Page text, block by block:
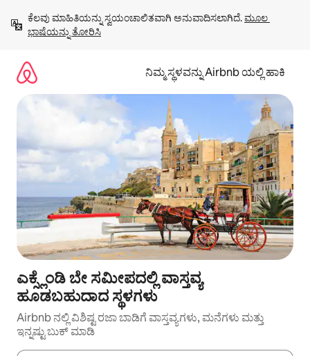
ಹೋಗಿ
ಕೆಲವು ಮಾಹಿತಿಯನ್ನು ಸ್ವಯಂಚಾಲಿತವಾಗಿ ಅನುವಾದಿಸಲಾಗಿದೆ. ಮೂಲ
ಭಾಷೆಯನ್ನು ತೋರಿಸಿ
ನಿಮ್ಮ ಸ್ಥಳವನ್ನು Airbnb ಯಲ್ಲಿ ಹಾಕಿ
ಎಕ್ಸ್ಲೆಂಡಿ ಬೇ ಸಮೀಪದಲ್ಲಿ ವಾಸ್ತವ್ಯ
ಹೂಡಬಹುದಾದ ಸ್ಥಳಗಳು
Airbnb ನಲ್ಲಿ ವಿಶಿಷ್ಟ ರಜಾ ಬಾಡಿಗೆ ವಾಸ್ತವ್ಯಗಳು, ಮನೆಗಳು ಮತ್ತು
ಇನ್ನಷ್ಟು ಬುಕ್ ಮಾಡಿ